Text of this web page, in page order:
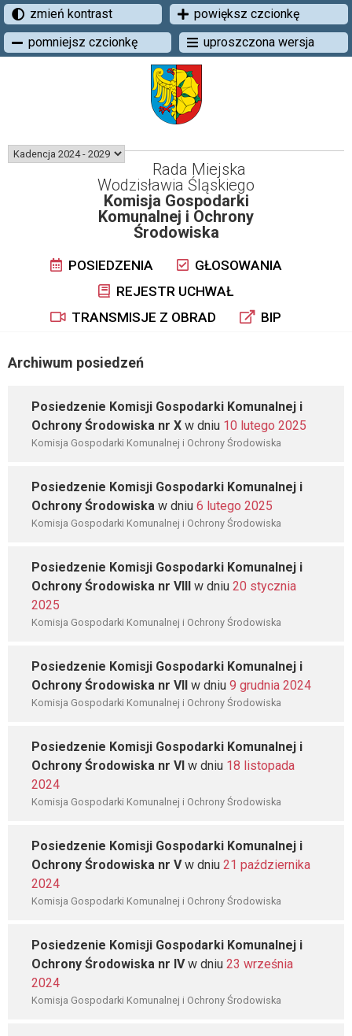
zmień kontrast
powiększ czcionkę
pomniejsz czcionkę
uproszczona wersja
Rada Miejska
Wodzisławia Śląskiego
Komisja Gospodarki
Komunalnej i Ochrony
Środowiska
POSIEDZENIA
GŁOSOWANIA
REJESTR UCHWAŁ
TRANSMISJE Z OBRAD
BIP
Archiwum posiedzeń
Posiedzenie Komisji Gospodarki Komunalnej i
Ochrony Środowiska nr X w dniu 10 lutego 2025
Komisja Gospodarki Komunalnej i Ochrony Środowiska
Posiedzenie Komisji Gospodarki Komunalnej i
Ochrony Środowiska w dniu 6 lutego 2025
Komisja Gospodarki Komunalnej i Ochrony Środowiska
Posiedzenie Komisji Gospodarki Komunalnej i
Ochrony Środowiska nr VIII w dniu 20 stycznia
2025
Komisja Gospodarki Komunalnej i Ochrony Środowiska
Posiedzenie Komisji Gospodarki Komunalnej i
Ochrony Środowiska nr VII w dniu 9 grudnia 2024
Komisja Gospodarki Komunalnej i Ochrony Środowiska
Posiedzenie Komisji Gospodarki Komunalnej i
Ochrony Środowiska nr VI w dniu 18 listopada
2024
Komisja Gospodarki Komunalnej i Ochrony Środowiska
Posiedzenie Komisji Gospodarki Komunalnej i
Ochrony Środowiska nr Vw dniu 21 października
2024
Komisja Gospodarki Komunalnej i Ochrony Środowiska
Posiedzenie Komisji Gospodarki Komunalnej i
Ochrony Środowiska nr IVw dniu 23 września
2024
Komisja Gospodarki Komunalnej i Ochrony Środowiska